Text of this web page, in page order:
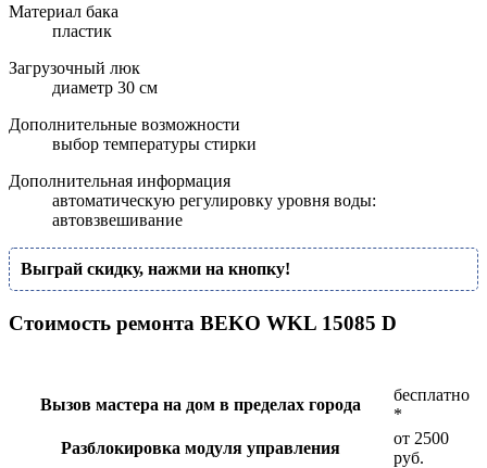
Материал бака
пластик
Загрузочный люк
диаметр 30 см
Дополнительные возможности
выбор температуры стирки
Дополнительная информация
автоматическую регулировку уровня воды:
автовзвешивание
Выграй скидку, нажми на кнопку!
Стоимость ремонта BEKO WKL 15085 D
Вызов мастера на дом в пределах города
бесплатно
*
Разблокировка модуля управления
от 2500
руб.